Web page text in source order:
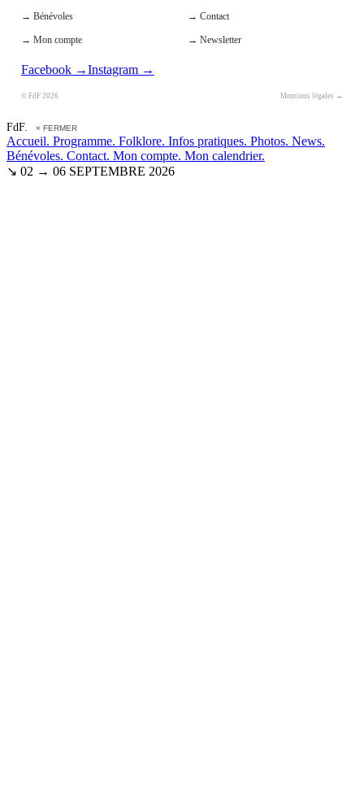
→ Bénévoles → Contact
→ Mon compte → Newsletter
Facebook →Instagram →
© FdF 2026 Mentions légales →
FdF. × FERMER
Accueil. Programme. Folklore. Infos pratiques. Photos. News.
Bénévoles. Contact. Mon compte. Mon calendrier.
↘ 02 → 06 SEPTEMBRE 2026